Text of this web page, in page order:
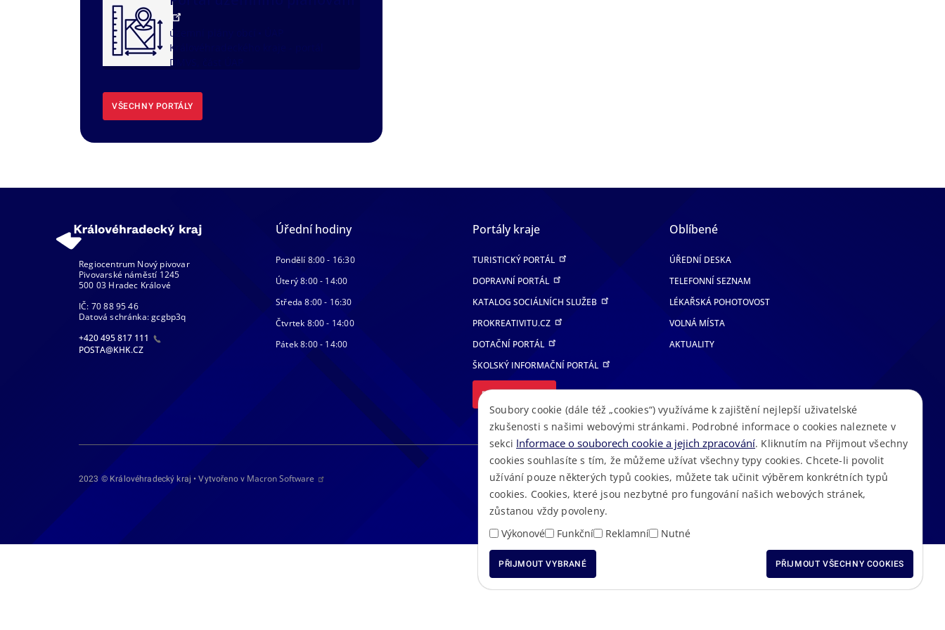
územní plány obcí
Královéhradeckého kraje - portál
DMVS, část ÚAP
VŠECHNY PORTÁLY
Regiocentrum Nový pivovar
Pivovarské náměstí 1245
500 03 Hradec Králové
IČ: 70 88 95 46
Datová schránka: gcgbp3q
+420 495 817 111
POSTA@KHK.CZ
Úřední hodiny
Pondělí 8:00 - 16:30
Úterý 8:00 - 14:00
Středa 8:00 - 16:30
Čtvrtek 8:00 - 14:00
Pátek 8:00 - 14:00
Portály kraje
TURISTICKÝ PORTÁL
DOPRAVNÍ PORTÁL
KATALOG SOCIÁLNÍCH SLUŽEB
PROKREATIVITU.CZ
DOTAČNÍ PORTÁL
ŠKOLSKÝ INFORMAČNÍ PORTÁL
DALŠÍ PORTÁLY
Oblíbené
ÚŘEDNÍ DESKA
TELEFONNÍ SEZNAM
LÉKAŘSKÁ POHOTOVOST
VOLNÁ MÍSTA
AKTUALITY
2023 © Královéhradecký kraj • Vytvořeno v Macron Software RSS •Mapa stránek•Cookies •Prohlášení o přístupnosti•GDPR
Soubory cookie (dále též „cookies“) využíváme k zajištění nejlepší uživatelské
zkušenosti s našimi webovými stránkami. Podrobné informace o cookies naleznete v
sekci Informace o souborech cookie a jejich zpracování. Kliknutím na Přijmout všechny
cookies souhlasíte s tím, že můžeme užívat všechny typy cookies. Chcete-li povolit
užívání pouze některých typů cookies, můžete tak učinit výběrem konkrétních typů
cookies. Cookies, které jsou nezbytné pro fungování našich webových stránek,
zůstanou vždy povoleny.
Výkonové
Funkční Reklamní Nutné
PŘIJMOUT VYBRANÉ PŘIJMOUT VŠECHNY COOKIES
ODMÍTNOUT